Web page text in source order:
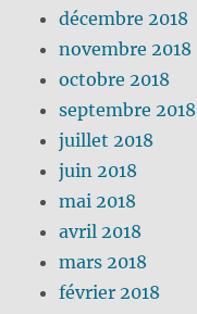
décembre 2018
novembre 2018
octobre 2018
septembre 2018
juillet 2018
juin 2018
mai 2018
avril 2018
mars 2018
février 2018